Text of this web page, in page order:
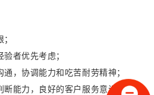
者优先考虑；
，协调能力和吃苦耐劳精神；
断能力，良好的客户服务意识。